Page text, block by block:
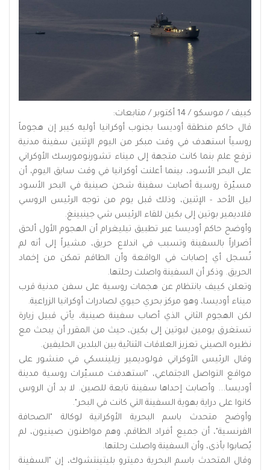
كييف / موسكو / 14 أكتوبر / متابعات:
قال حاكم منطقة أوديسا بجنوب أوكرانيا أوليه كيبر إن هجوماً
روسياً استهدف في وقت ‌مبكر ‌من اليوم الإثنين ‌سفينة ⁠مدنية
ترفع علم ⁠بنما كانت متجهة إلى ميناء تشورنومورسك الأوكراني
على البحر ⁠الأسود، بينما أعلنت أوكرانيا في وقت سابق اليوم، أن
مسيّرة روسية أصابت سفينة شحن صينية في البحر الأسود
ليل الأحد - الإثنين، وذلك قبل يوم من توجه الرئيس الروسي
فلاديمير بوتين إلى بكين للقاء الرئيس شي جينبينغ.
وأوضح حاكم أوديسا ‌عبر ‌تطبيق تيليغرام ‌أن الهجوم الأول ‌ألحق
أضراراً بالسفينة وتسبب في اندلاع حريق، مشيراً ‌إلى أنه لم
تُسجل أي ⁠إصابات ⁠في الواقعة وأن الطاقم تمكن من إخماد
الحريق. وذكر أن السفينة واصلت رحلتها.
وتعلن كييف بانتظام عن هجمات روسية على سفن مدنية قرب
ميناء أوديسا، وهو مركز بحري حيوي لصادرات أوكرانيا الزراعية.
لكن الهجوم الثاني الذي أصاب سفينة صينية، يأتي قبيل زيارة
تستغرق يومين لبوتين إلى بكين، حيث من المقرر أن يبحث مع
نظيره الصيني تعزيز العلاقات الثنائية بين البلدين الحليفين.
وقال الرئيس الأوكراني فولوديمير زيلينسكي في منشور على
مواقع التواصل الاجتماعي، "استهدفت مسيّرات روسية مدينة
أوديسا... وأصابت إحداها سفينة تابعة للصين. لا بد أن الروس
كانوا على دراية بهوية السفينة التي كانت في البحر".
وأوضح متحدث باسم البحرية الأوكرانية لوكالة "الصحافة
الفرنسية"، أن جميع أفراد الطاقم، وهم مواطنون صينيون، لم
يُصابوا بأذى، وأن السفينة واصلت رحلتها.
وقال المتحدث باسم البحرية دميترو بليتينتشوك، إن "السفينة